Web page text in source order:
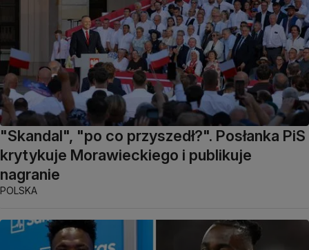
"Skandal", "po co przyszedł?". Posłanka PiS
krytykuje Morawieckiego i publikuje
nagranie
POLSKA